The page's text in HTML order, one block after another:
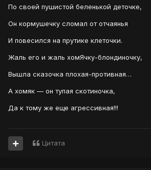
По своей пушистой беленькой деточке,
Он кормушечку сломал от отчаянья
И повесился на прутике клеточки.
Жаль его и жаль хомЯчку-блондиночку,
Вышла сказочка плохая-противная…
А хомяк — он тупая скотиночка,
Да к тому же еще агрессивная!!!
Цитата